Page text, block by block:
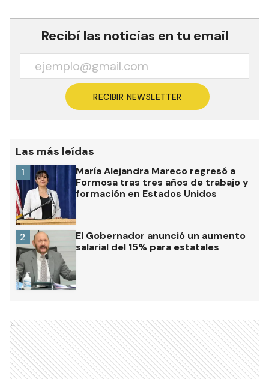
Recibí las noticias en tu email
RECIBIR NEWSLETTER
Las más leídas
María Alejandra Mareco regresó a
Formosa tras tres años de trabajo y
formación en Estados Unidos
1
El Gobernador anunció un aumento
salarial del 15% para estatales
2
Ads